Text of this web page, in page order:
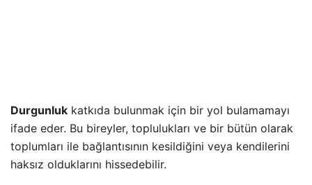
Durgunluk katkıda bulunmak için bir yol bulamamayı
ifade eder. Bu bireyler, toplulukları ve bir bütün olarak
toplumları ile bağlantısının kesildiğini veya kendilerini
haksız olduklarını hissedebilir.